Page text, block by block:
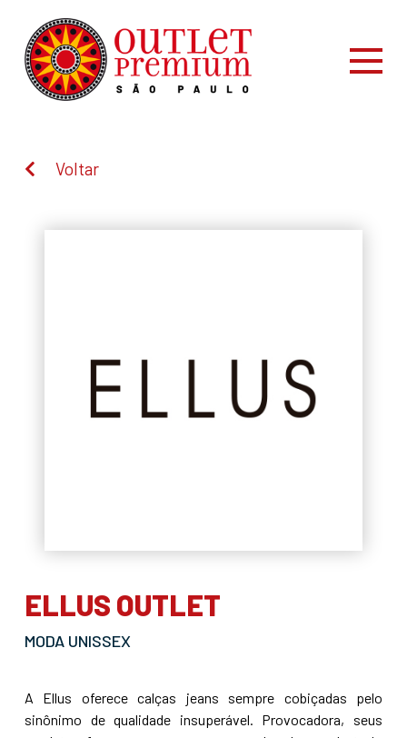
Voltar
ELLUS OUTLET
MODA UNISSEX
A Ellus oferece calças jeans sempre cobiçadas pelo
sinônimo de qualidade insuperável. Provocadora, seus